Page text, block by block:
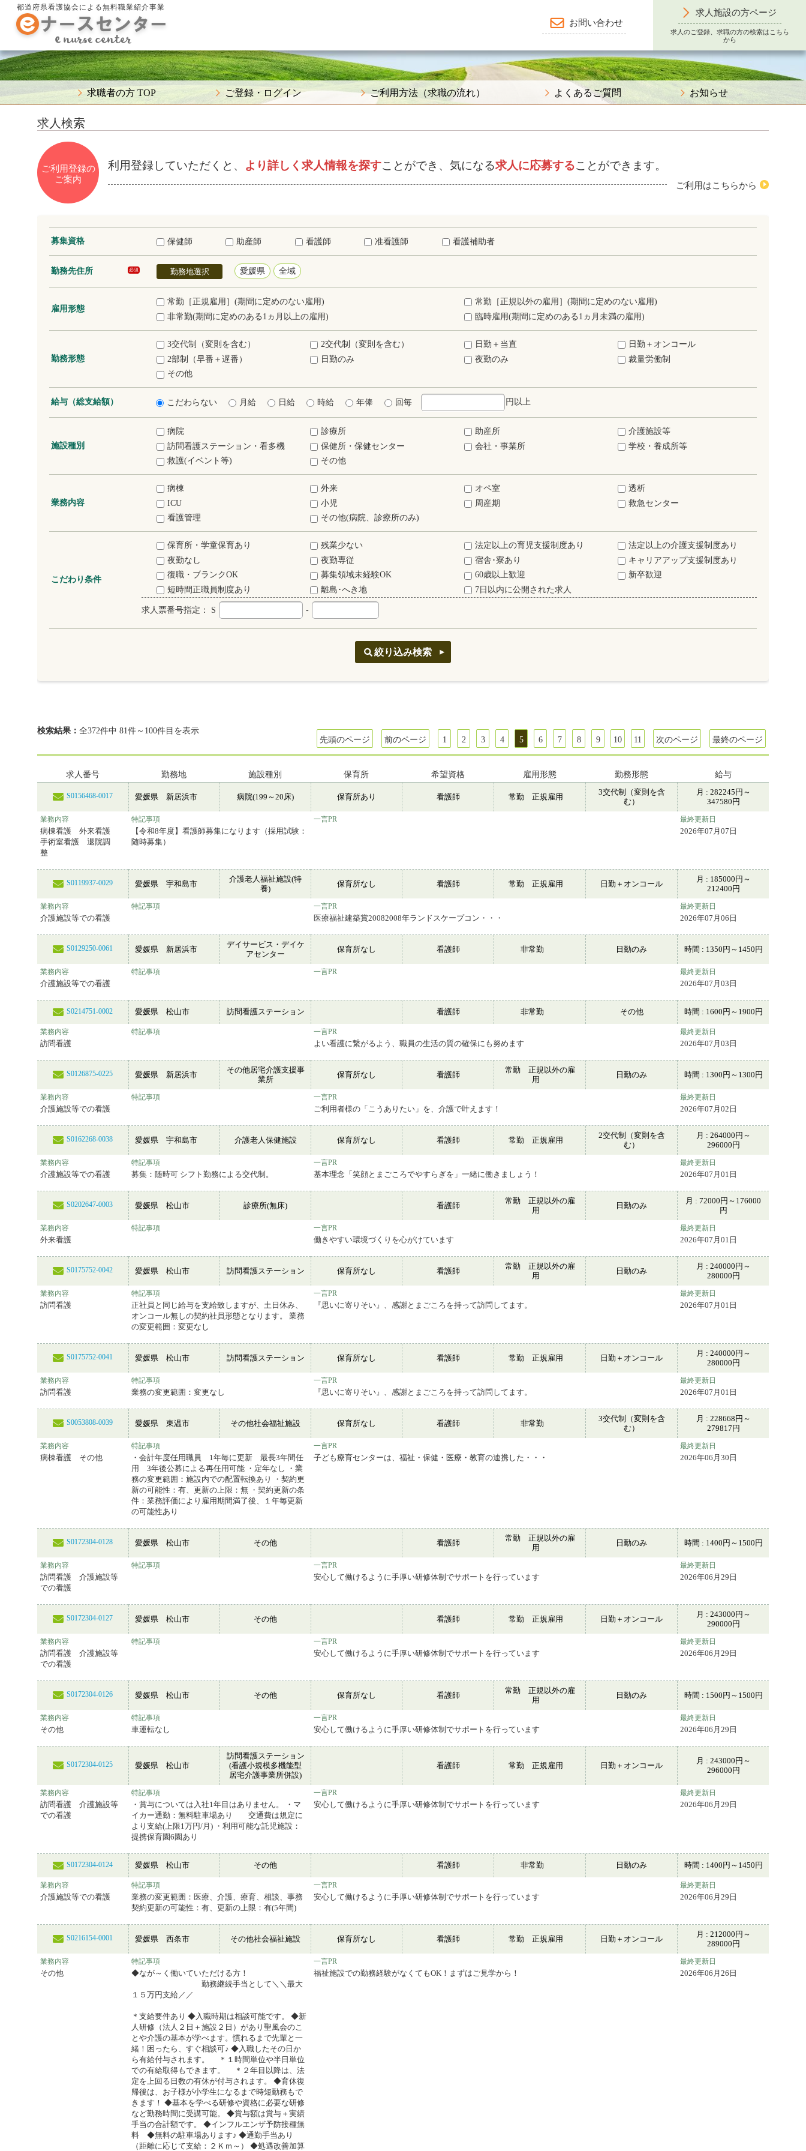
都道府県看護協会による無料職業紹介事業
お問い合わせ
求人施設の方ページ
求人のご登録、求職の方の検索はこちら
から
求職者の方 TOP ご登録・ログイン ご利用方法（求職の流れ） よくあるご質問 お知らせ
求人検索
ご利用登録の
ご案内
利用登録していただくと、 より詳しく求人情報を探すことができ、気になる求人に応募することができます。
ご利用はこちらから
募集資格 保健師 助産師 看護師 准看護師 看護補助者
勤務先住所 必須 勤務地選択 愛媛県 全域
雇用形態
常勤［正規雇用］(期間に定めのない雇用)
常勤［正規以外の雇用］(期間に定めのない雇用)
非常勤(期間に定めのある1ヵ月以上の雇用)
臨時雇用(期間に定めのある1ヵ月未満の雇用)
勤務形態
3交代制（変則を含む） 2交代制（変則を含む） 日勤＋当直
日勤＋オンコール
2部制（早番＋遅番）
日勤のみ 夜勤のみ
裁量労働制
その他
給与（総支給額） こだわらない 月給 日給 時給 年俸 回毎 円以上
施設種別
病院 診療所 助産所
介護施設等
訪問看護ステーション・看多機
保健所・保健センター 会社・事業所
学校・養成所等
救護(イベント等)
その他
業務内容
病棟 外来 オペ室
透析
ICU
小児 周産期
救急センター
看護管理
その他(病院、診療所のみ)
こだわり条件
保育所・学童保育あり 残業少ない 法定以上の育児支援制度あり
法定以上の介護支援制度あり
夜勤なし
夜勤専従 宿舎･寮あり
キャリアアップ支援制度あり
復職・ブランクOK
募集領域未経験OK 60歳以上歓迎
新卒歓迎
短時間正職員制度あり
離島･へき地 7日以内に公開された求人
求人票番号指定： S -
検索結果： 全372件中 81件～100件目を表示
先頭のページ
前のページ 1 2 3 4 5 6 7 8 9 10 11 次のページ 最終のページ
求人番号 勤務地 施設種別 保育所 希望資格 雇用形態 勤務形態 給与
S0156468-0017 愛媛県 新居浜市 病院(199～20床) 保育所あり 看護師 常勤 正規雇用
3交代制（変則を含
む）
月 : 282245円～
347580円
業務内容
病棟看護 外来看護
手術室看護 退院調
整
特記事項
【令和8年度】看護師募集になります（採用試験：
随時募集）
一言PR 最終更新日
2026年07月07日
S0119937-0029 愛媛県 宇和島市
介護老人福祉施設(特
養)
保育所なし 看護師 常勤 正規雇用 日勤＋オンコール
月 : 185000円～
212400円
業務内容
介護施設等での看護
特記事項 一言PR
医療福祉建築賞20082008年ランドスケープコン・・・
最終更新日
2026年07月06日
S0129250-0061 愛媛県 新居浜市
デイサービス・デイケ
アセンター
保育所なし 看護師 非常勤 日勤のみ 時間 : 1350円～1450円
業務内容
介護施設等での看護
特記事項 一言PR 最終更新日
2026年07月03日
S0214751-0002 愛媛県 松山市 訪問看護ステーション 看護師 非常勤 その他 時間 : 1600円～1900円
業務内容
訪問看護
特記事項 一言PR
よい看護に繋がるよう、職員の生活の質の確保にも努めます
最終更新日
2026年07月03日
S0126875-0225 愛媛県 新居浜市
その他居宅介護支援事
業所
保育所なし 看護師
常勤 正規以外の雇
用
日勤のみ 時間 : 1300円～1300円
業務内容
介護施設等での看護
特記事項 一言PR
ご利用者様の「こうありたい」を、介護で叶えます！
最終更新日
2026年07月02日
S0162268-0038 愛媛県 宇和島市 介護老人保健施設 保育所なし 看護師 常勤 正規雇用
2交代制（変則を含
む）
月 : 264000円～
296000円
業務内容
介護施設等での看護
特記事項
募集：随時可 シフト勤務による交代制。
一言PR
基本理念「笑顔とまごころでやすらぎを」一緒に働きましょう！
最終更新日
2026年07月01日
S0202647-0003 愛媛県 松山市 診療所(無床) 看護師
常勤 正規以外の雇
用
日勤のみ
月 : 72000円～176000
円
業務内容
外来看護
特記事項 一言PR
働きやすい環境づくりを心がけています
最終更新日
2026年07月01日
S0175752-0042 愛媛県 松山市 訪問看護ステーション 保育所なし 看護師
常勤 正規以外の雇
用
日勤のみ
月 : 240000円～
280000円
業務内容
訪問看護
特記事項
正社員と同じ給与を支給致しますが、土日休み、
オンコール無しの契約社員形態となります。 業務
の変更範囲：変更なし
一言PR
『思いに寄りそい』、感謝とまごころを持って訪問してます。
最終更新日
2026年07月01日
S0175752-0041 愛媛県 松山市 訪問看護ステーション 保育所なし 看護師 常勤 正規雇用 日勤＋オンコール
月 : 240000円～
280000円
業務内容
訪問看護
特記事項
業務の変更範囲：変更なし
一言PR
『思いに寄りそい』、感謝とまごころを持って訪問してます。
最終更新日
2026年07月01日
S0053808-0039 愛媛県 東温市 その他社会福祉施設 保育所なし 看護師 非常勤
3交代制（変則を含
む）
月 : 228668円～
279817円
業務内容
病棟看護 その他
特記事項
・会計年度任用職員 1年毎に更新 最長3年間任
用 3年後公募による再任用可能 ・定年なし ・業
務の変更範囲：施設内での配置転換あり ・契約更
新の可能性：有、更新の上限：無 ・契約更新の条
件：業務評価により雇用期間満了後、１年毎更新
の可能性あり
一言PR
子ども療育センターは、福祉・保健・医療・教育の連携した・・・
最終更新日
2026年06月30日
S0172304-0128 愛媛県 松山市 その他 看護師
常勤 正規以外の雇
用
日勤のみ 時間 : 1400円～1500円
業務内容
訪問看護 介護施設等
での看護
特記事項 一言PR
安心して働けるように手厚い研修体制でサポートを行っています
最終更新日
2026年06月29日
S0172304-0127 愛媛県 松山市 その他 看護師 常勤 正規雇用 日勤＋オンコール
月 : 243000円～
290000円
業務内容
訪問看護 介護施設等
での看護
特記事項 一言PR
安心して働けるように手厚い研修体制でサポートを行っています
最終更新日
2026年06月29日
S0172304-0126 愛媛県 松山市 その他 保育所なし 看護師
常勤 正規以外の雇
用
日勤のみ 時間 : 1500円～1500円
業務内容
その他
特記事項
車運転なし
一言PR
安心して働けるように手厚い研修体制でサポートを行っています
最終更新日
2026年06月29日
S0172304-0125 愛媛県 松山市
訪問看護ステーション
(看護小規模多機能型
居宅介護事業所併設)
看護師 常勤 正規雇用 日勤＋オンコール
月 : 243000円～
296000円
業務内容
訪問看護 介護施設等
での看護
特記事項
・賞与については入社1年目はありません。 ・マ
イカー通勤：無料駐車場あり 交通費は規定に
より支給(上限1万円/月) ・利用可能な託児施設：
提携保育園6園あり
一言PR
安心して働けるように手厚い研修体制でサポートを行っています
最終更新日
2026年06月29日
S0172304-0124 愛媛県 松山市 その他 看護師 非常勤 日勤のみ 時間 : 1400円～1450円
業務内容
介護施設等での看護
特記事項
業務の変更範囲：医療、介護、療育、相談、事務
契約更新の可能性：有、更新の上限：有(5年間)
一言PR
安心して働けるように手厚い研修体制でサポートを行っています
最終更新日
2026年06月29日
S0216154-0001 愛媛県 西条市 その他社会福祉施設 保育所なし 看護師 常勤 正規雇用 日勤＋オンコール
月 : 212000円～
289000円
業務内容
その他
特記事項
◆なが～く働いていただける方！
勤務継続手当として＼＼最大
１５万円支給／／
＊支給要件あり ◆入職時期は相談可能です。 ◆新
人研修（法人２日＋施設２日）があり聖風会のこ
とや介護の基本が学べます。慣れるまで先輩と一
緒！困ったら、すぐ相談可♪ ◆入職したその日か
ら有給付与されます。 ＊１時間単位や半日単位
での有給取得もできます。 ＊２年目以降は、法
定を上回る日数の有休が付与されます。 ◆育休復
帰後は、お子様が小学生になるまで時短勤務もで
きます！ ◆基本を学べる研修や資格に必要な研修
など勤務時間に受講可能。 ◆賞与額は賞与＋実績
手当の合計額です。 ◆インフルエンザ予防接種無
料 ◆無料の駐車場あります♪ ◆通勤手当あり
（距離に応じて支給：２Ｋｍ～） ◆処遇改善加算
一言PR
福祉施設での勤務経験がなくてもOK！まずはご見学から！
最終更新日
2026年06月26日